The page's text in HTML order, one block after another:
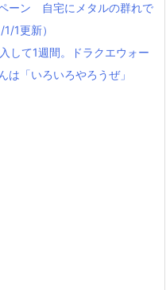
ーン 自宅にメタルの群れで
1更新）
して1週間。ドラクエウォー
は「いろいろやろうぜ」